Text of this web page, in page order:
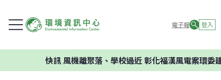
電子報 登入
快訊風機離聚落、學校過近 彰化福漢風電案環委建議